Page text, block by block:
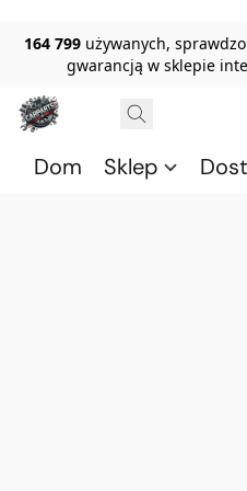
164 799 używanych,
gwarancją w sklepie
Dom Sklep